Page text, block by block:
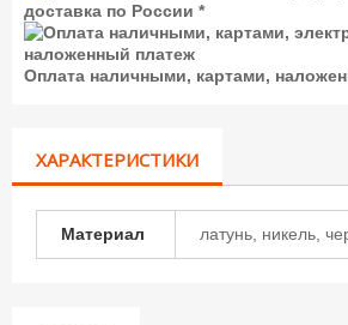
доставка по России *
Оплата наличными, картами,
ХАРАКТЕРИСТИКИ
Материал латунь, никель,